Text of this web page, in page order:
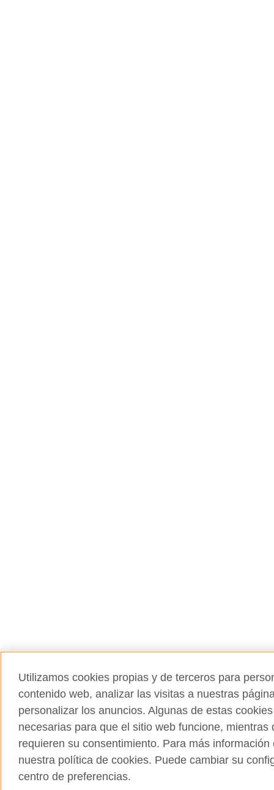
Utilizamos cookies propias y de terceros para
contenido web, analizar las visitas a nuestras
personalizar los anuncios. Algunas de estas
necesarias para que el sitio web funcione, mientras
requieren su consentimiento. Para más información
nuestra política de cookies. Puede cambiar su
centro de preferencias.